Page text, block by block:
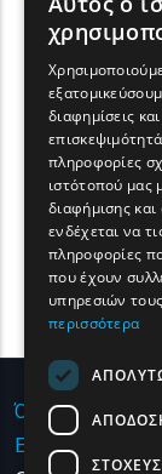
Όροι χρήσης |
Επικοινωνία
διαφημίσεις
πληροφορίες
ιστότοπού μας
διαφήμισης
ενδέχεται να
πληροφορίες
που έχουν
υπηρεσιών
περισσότερα